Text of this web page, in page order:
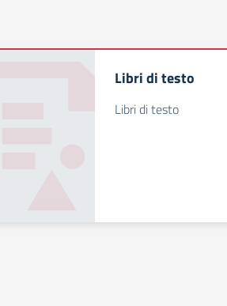
Libri di testo
Libri di testo